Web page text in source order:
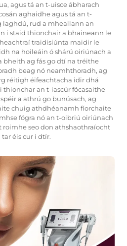
agus tá an t-uisce ábharach
aghaidhe agus tá an t-
laghdú, rud a mheallann an
i staid thionchair a bhaineann le
traidisiúnta maidir le
na hoileáin ó shárú oiriúnach a
bheith ag fás go dtí na tréithe
beag nó neamhthoradh, ag
réitigh éifeachtacha idir dhá
thionchar an t-iascúr fócasaithe
a athrú go bunúsach, ag
chuig athdhéanamh fíorchaite
fógra nó an t-oibriú oiriúnach
seo don athshaothraíocht
éis cur i dtír.